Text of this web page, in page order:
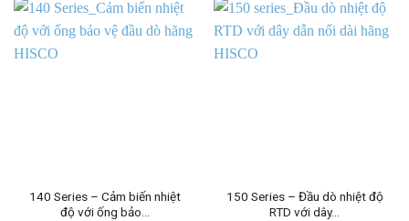
140 Series – Cảm biến nhiệt
độ với ống bảo…
150 Series – Đầu dò nhiệt độ
RTD với dây…